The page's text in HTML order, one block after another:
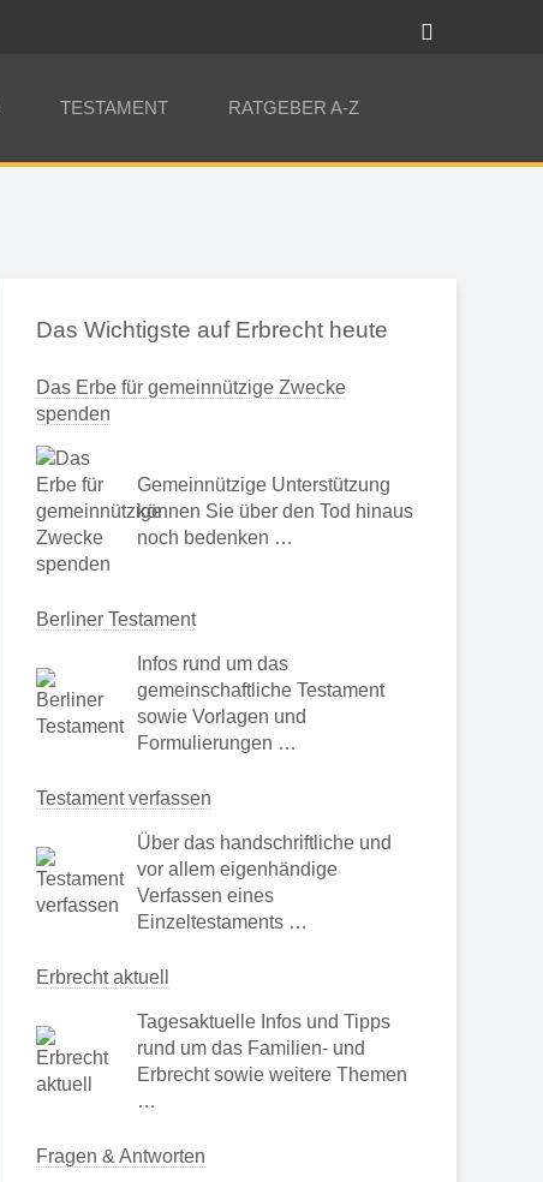
TESTAMENT RATGEBER A-Z
Das Wichtigste auf Erbrecht heute
Das Erbe für gemeinnützige Zwecke
spenden
Gemeinnützige Unterstützung
können Sie über den Tod hinaus
noch bedenken …
Berliner Testament
Infos rund um das
gemeinschaftliche Testament
sowie Vorlagen und
Formulierungen …
Testament verfassen
Über das handschriftliche und
vor allem eigenhändige
Verfassen eines
Einzeltestaments …
Erbrecht aktuell
Tagesaktuelle Infos und Tipps
rund um das Familien- und
Erbrecht sowie weitere Themen
…
Fragen & Antworten